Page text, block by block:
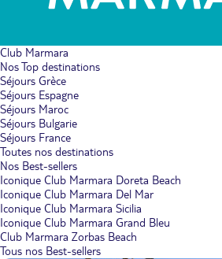
Club Marmara
Nos Top destinations
Séjours Grèce
Séjours Espagne
Séjours Maroc
Séjours Bulgarie
Séjours France
Toutes nos destinations
Nos Best-sellers
Iconique Club Marmara Doreta Beach
Iconique Club Marmara Del Mar
Iconique Club Marmara Sicilia
Iconique Club Marmara Grand Bleu
Club Marmara Zorbas Beach
Tous nos Best-sellers